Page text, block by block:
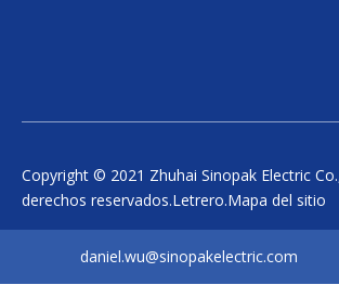
+86 - 13928032657
zhwld08
+86 - 13928032657
daniel.wu@sinopakelectric.com
Copyright © 2021 Zhuhai Sinopak Electric
derechos reservados.Letrero.Mapa del sitio